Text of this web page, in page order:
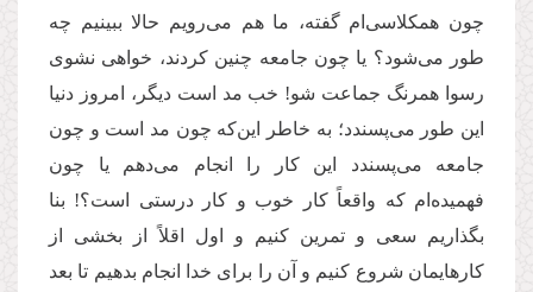
چون همکلاسی‌ام گفته، ما هم می‌رویم حالا ببینیم چه
طور می‌شود؟ یا چون جامعه چنین کردند، خواهی نشوی
رسوا همرنگ جماعت شو! خب مد است دیگر، امروز دنیا
این طور می‌پسندد؛ به خاطر این‌که چون مد است و چون
جامعه می‌پسندد این کار را انجام می‌دهم یا چون
فهمیده‌ام که واقعاً کار خوب و کار درستی است؟! بنا
بگذاریم سعی و تمرین کنیم و اول اقلاً از بخشی از
کارهایمان شروع کنیم و آن را برای خدا انجام بدهیم تا بعد